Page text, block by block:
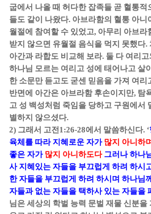
굽에서 나올 때 허다한 잡족들 곧 혈통
들도 같이 나왔다. 아브라함의 혈통 아
월절에 참여할 수 있었고, 아무리 아브라
받지 않으면 유월절 음식을 먹지 못했다.
아간과 라합도 비교해 보라. 둘 다 여리
하나님 모르는 여리고 성에 태어나고 살
한 소문만 듣고도 굳센 믿음을 가져 여
반면에 아간은 아브라함 후손이지만, 탐
고 성 백성처럼 죽임을 당하고 구원에서
별하지 않으셨다.
2) 그래서 고전1:26-28에서 말씀하신다. ‘
육체를 따라 지혜로운 자가 많지 아니하며
좋은 자가 많지 아니하도다그러나 하나
사 지혜있는 자들을 부끄럽게 하려 하시
한 자들을 부끄럽게 하려 하시며 하나님
자들과 없는 자들을 택하사 있는 자들을
님은 세상의 학벌 능력 문벌 재물 신분을